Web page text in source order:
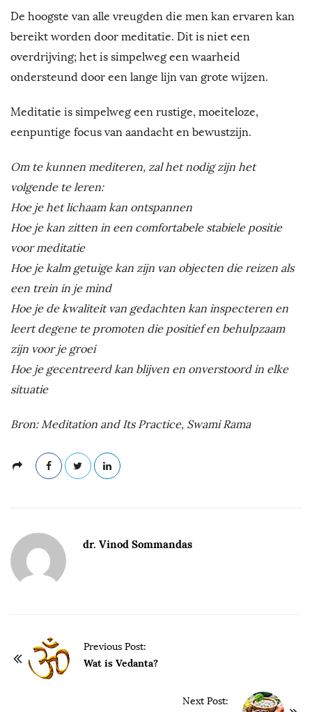
De hoogste van alle vreugden die men kan ervaren kan
bereikt worden door meditatie. Dit is niet een
overdrijving; het is simpelweg een waarheid
ondersteund door een lange lijn van grote wijzen.
Meditatie is simpelweg een rustige, moeiteloze,
eenpuntige focus van aandacht en bewustzijn.
Om te kunnen mediteren, zal het nodig zijn het
volgende te leren:
Hoe je het lichaam kan ontspannen
Hoe je kan zitten in een comfortabele stabiele positie
voor meditatie
Hoe je kalm getuige kan zijn van objecten die reizen als
een trein in je mind
Hoe je de kwaliteit van gedachten kan inspecteren en
leert degene te promoten die positief en behulpzaam
zijn voor je groei
Hoe je gecentreerd kan blijven en onverstoord in elke
situatie
Bron: Meditation and Its Practice, Swami Rama
dr. Vinod Sommandas
Previous Post:
Wat is Vedanta?
Next Post: